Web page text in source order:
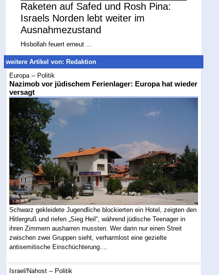
Raketen auf Safed und Rosh Pina:
Israels Norden lebt weiter im
Ausnahmezustand
Hisbollah feuert erneut ...
weitere Artikel von: Redaktion
Europa -- Politik
Nazimob vor jüdischem Ferienlager: Europa hat wieder
versagt
Schwarz gekleidete Jugendliche blockierten ein Hotel, zeigten den
Hitlergruß und riefen „Sieg Heil“, während jüdische Teenager in
ihren Zimmern ausharren mussten. Wer darin nur einen Streit
zwischen zwei Gruppen sieht, verharmlost eine gezielte
antisemitische Einschüchterung....
Israel/Nahost -- Politik